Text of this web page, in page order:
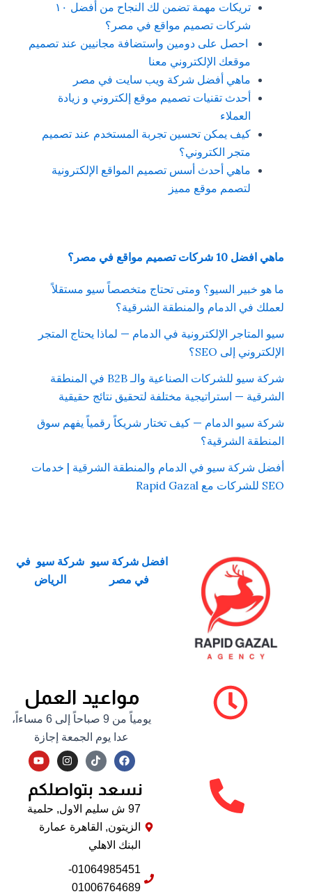
تريكات مهمة تضمن لك النجاح من أفضل ١٠
شركات تصميم مواقع في مصر؟
احصل على دومين واستضافة مجانيين عند تصميم
موقعك الإلكتروني معنا
ماهي أفضل شركة ويب سايت في مصر
أحدث تقنيات تصميم موقع إلكتروني و زيادة
العملاء
كيف يمكن تحسين تجربة المستخدم عند تصميم
متجر الكتروني؟
ماهي أحدث أسس تصميم المواقع الإلكترونية
لتصمم موقع مميز
ماهي افضل 10 شركات تصميم مواقع في مصر؟
ما هو خبير السيو؟ ومتى تحتاج متخصصاً سيو مستقلاً
لعملك في الدمام والمنطقة الشرقية؟
سيو المتاجر الإلكترونية في الدمام — لماذا يحتاج المتجر
الإلكتروني إلى SEO؟
شركة سيو للشركات الصناعية والـ B2B في المنطقة
الشرقية — استراتيجية مختلفة لتحقيق نتائج حقيقية
شركة سيو الدمام — كيف تختار شريكاً رقمياً يفهم سوق
المنطقة الشرقية؟
أفضل شركة سيو في الدمام والمنطقة الشرقية | خدمات
SEO للشركات مع Rapid Gazal
افضل شركة سيو
في مصر
شركة سيو في
الرياض
مواعيد العمل
يومياً من 9 صباحاً إلى 6 مساءاً،
عدا يوم الجمعة إجازة
F
a
e
b
o
k
n
t
a
g
a
Y
o
t
u
b
نسعد بتواصلكم
97 ش سليم الاول, حلمية
الزيتون, القاهرة عمارة
البنك الاهلي
01064985451-
01006764689